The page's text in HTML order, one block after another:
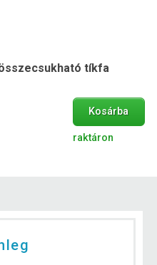
tíkfa
Kosárba
raktáron